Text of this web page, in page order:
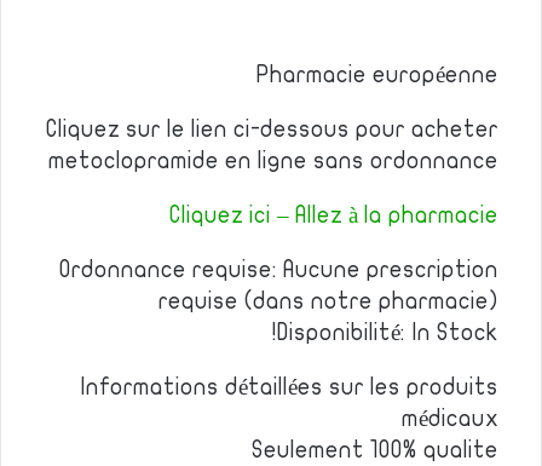
Pharmacie européenne
Cliquez sur le lien ci-dessous pour acheter
metoclopramide en ligne sans ordonnance
Cliquez ici – Allez à la pharmacie
Ordonnance requise: Aucune prescription
requise (dans notre pharmacie)
Disponibilité: In Stock!
Informations détaillées sur les produits
médicaux
Seulement 100% qualite